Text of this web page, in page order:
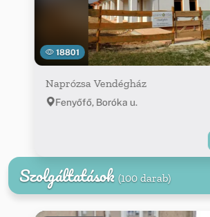
18801
Naprózsa Vendégház
Fenyőfő, Boróka u.
Szolgáltatások (100 darab)